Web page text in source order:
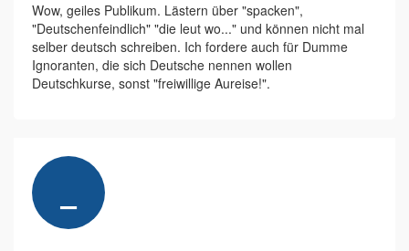
Wow, geiles Publikum. Lästern über "spacken",
"Deutschenfeindlich" "die leut wo..." und können nicht mal
selber deutsch schreiben. Ich fordere auch für Dumme
Ignoranten, die sich Deutsche nennen wollen
Deutschkurse, sonst "freiwillige Aureise!".